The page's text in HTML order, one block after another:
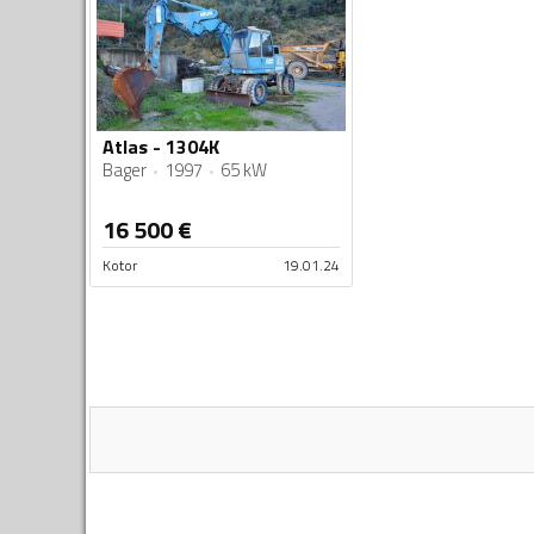
Atlas - 1304K
Bager 1997 65 kW
16 500€
Kotor 19.01.24